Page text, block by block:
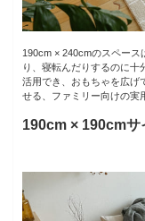
190cm × 240cmのスペー
り、寝転んだりするのに十
活用でき、おもちゃを広げ
せる、ファミリー向けの実
190cm × 190cmサ